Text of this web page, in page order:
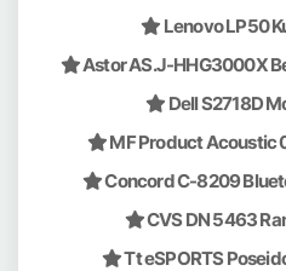
Lenovo LP50
Astor AS.J-HHG3000X
Dell S2718D
MF Product Acoustic
Concord C-8209
CVS DN 5463
Tt eSPORTS